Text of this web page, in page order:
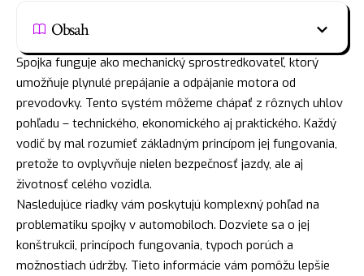
Obsah
Spojka funguje ako mechanický sprostredkovateľ, ktorý
umožňuje plynulé prepájanie a odpájanie motora od
prevodovky. Tento systém môžeme chápať z rôznych uhlov
pohľadu – technického, ekonomického aj praktického. Každý
vodič by mal rozumieť základným princípom jej fungovania,
pretože to ovplyvňuje nielen bezpečnosť jazdy, ale aj
životnosť celého vozidla.
Nasledujúce riadky vám poskytujú komplexný pohľad na
problematiku spojky v automobiloch. Dozviete sa o jej
konštrukcii, princípoch fungovania, typoch porúch a
možnostiach údržby. Tieto informácie vám pomôžu lepšie